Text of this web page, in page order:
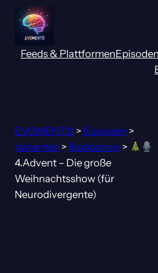
Zum
Inhalt
springen
Feeds & Plattformen
EVOMENTIS > Episoden >
Varianten > Radioshow >
4.Advent – Die große
Weihnachtsshow (für
Neurodivergente)